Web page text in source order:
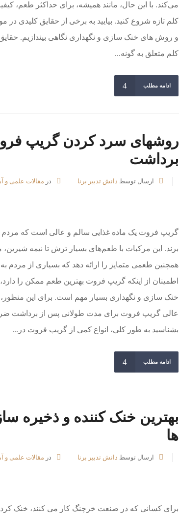
می‌کند. با این حال، مانند همیشه، برای حداکثر طعم،
کلم تازه شروع کنید. بیایید به برخی از حقایق کلیدی
و روش های خنک سازی و نگهداری نگاهی بیندازیم.
کلم متعلق به گونه...
ادامه مطلب
روشهای سرد کردن گریپ
برداشت
ارسال توسط دانش تدبیر برنا در مقالات علمی و
گریپ فروت یک ماده غذایی سالم و عالی است که
برند. این مرکبات با طعم‌های بسیار ترش تا نیمه شیرین،
همچنین طعمی متمایز را ارائه دهد که بسیاری از مردم
اطمینان از اینکه گریپ فروت بهترین طعم ممکن را
خنک سازی و نگهداری بسیار مهم است. برای این
عالی گریپ فروت برای مدت طولانی پس از برداشت
بشناسید به طور کلی، انواع کمی از گریپ فروت در...
ادامه مطلب
بهترین خنک کننده و ذخیره
ها
ارسال توسط دانش تدبیر برنا در مقالات علمی و
برای کسانی که در صنعت خرچنگ کار می کنند، خنک